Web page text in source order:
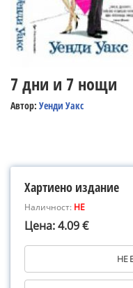
7 дни и 7 нощи
Автор: Уенди Уакс
Хартиено издание
Наличност: НЕ
Цена: 4.09 €
НЕ